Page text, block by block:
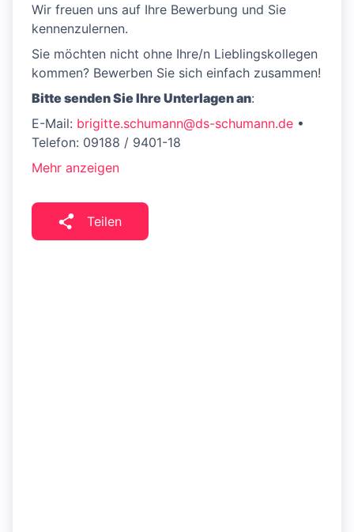
Wir freuen uns auf Ihre Bewerbung und Sie
kennenzulernen.
Sie möchten nicht ohne Ihre/n Lieblingskollegen
kommen? Bewerben Sie sich einfach zusammen!
Bitte senden Sie Ihre Unterlagen an:
E-Mail: brigitte.schumann@ds-schumann.de •
Telefon: 09188 / 9401-18
Mehr anzeigen
Teilen